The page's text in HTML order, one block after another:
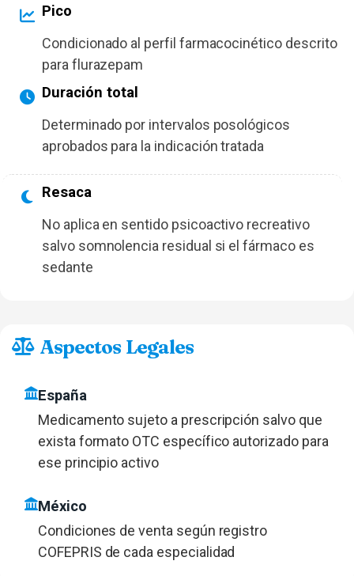
Pico
Condicionado al perfil farmacocinético descrito
para flurazepam
Duración total
Determinado por intervalos posológicos
aprobados para la indicación tratada
Resaca
No aplica en sentido psicoactivo recreativo
salvo somnolencia residual si el fármaco es
sedante
Aspectos Legales
España
Medicamento sujeto a prescripción salvo que
exista formato OTC específico autorizado para
ese principio activo
México
Condiciones de venta según registro
COFEPRIS de cada especialidad